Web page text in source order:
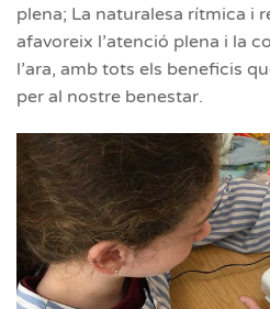
plena; La naturalesa rítmica i
afavoreix l’atenció plena i la
l’ara, amb tots els beneficis
per al nostre benestar.